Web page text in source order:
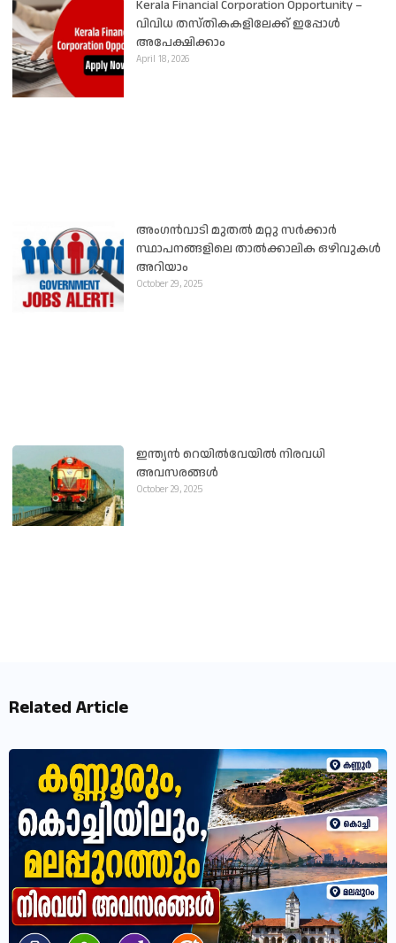
Kerala Financial Corporation Opportunity –
വിവിധ തസ്തികകളിലേക്ക് ഇപ്പോൾ
അപേക്ഷിക്കാം
April 18, 2026
അംഗൻവാടി മുതൽ മറ്റു സർക്കാർ
സ്ഥാപനങ്ങളിലെ താൽക്കാലിക ഒഴിവുകൾ
അറിയാം
October 29, 2025
ഇന്ത്യൻ റെയിൽവേയിൽ നിരവധി
അവസരങ്ങൾ
October 29, 2025
Related Article